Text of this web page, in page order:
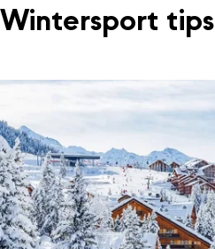
Wintersport tips